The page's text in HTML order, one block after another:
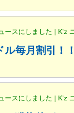
ースにしました | K'z
ル毎月割引！
ースにしました | K'z